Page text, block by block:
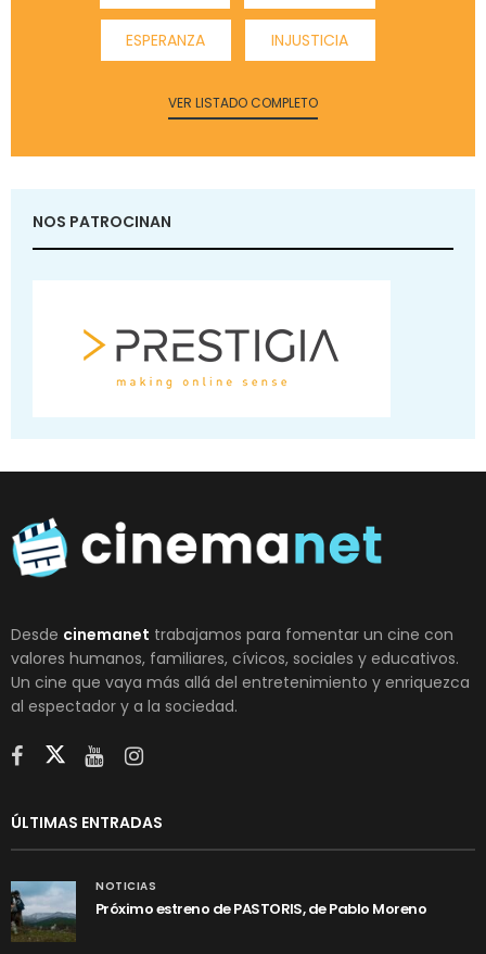
ESPERANZA INJUSTICIA
VER LISTADO COMPLETO
NOS PATROCINAN
Desde cinemanet trabajamos para fomentar un cine con
valores humanos, familiares, cívicos, sociales y educativos.
Un cine que vaya más allá del entretenimiento y enriquezca
al espectador y a la sociedad.
ÚLTIMAS ENTRADAS
NOTICIAS
Próximo estreno de PASTORIS, de Pablo Moreno